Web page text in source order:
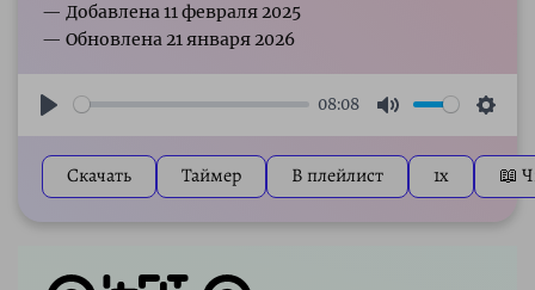
08:08
Mute
Скачать Таймер В плейлист 1x 📖